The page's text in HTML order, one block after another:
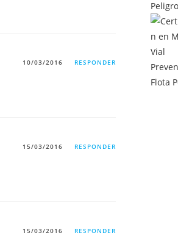
10/03/2016 RESPONDER
15/03/2016 RESPONDER
15/03/2016 RESPONDER